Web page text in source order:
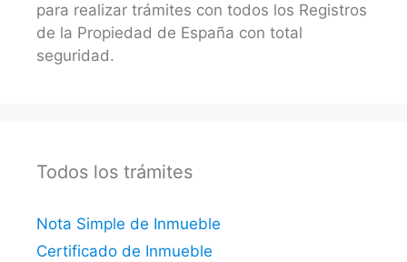
para realizar trámites con todos los Registros
de la Propiedad de España con total
seguridad.
Todos los trámites
Nota Simple de Inmueble
Certificado de Inmueble